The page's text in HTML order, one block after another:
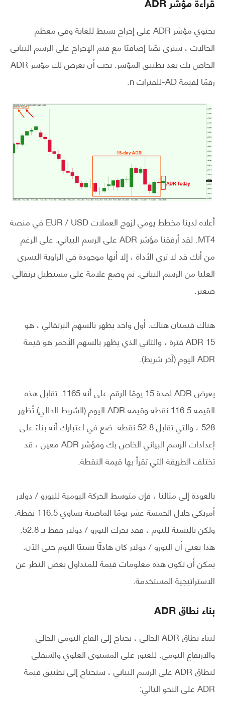
يحتوي مؤشر ADR على إخراج بسيط للغاية وفي معظم
الحالات ، سترى نصًا إضافيًا مع قيم الإخراج على الرسم البياني
الخاص بك بعد تطبيق المؤشر. يجب أن يعرض لك مؤشر ADR
رقمًا لقيمة AD-للفترات n.
أعلاه لدينا مخطط يومي لزوج العملات EUR / USD في منصة
MT4. لقد أرفقنا مؤشر ADR على الرسم البياني. على الرغم
من أنك قد لا ترى الأداة ، إلا أنها موجودة في الزاوية اليسرى
العليا من الرسم البياني. تم وضع علامة على مستطيل برتقالي
صغير.
هناك قيمتان هناك. أول واحد يظهر بالسهم البرتقالي ، هو
ADR 15 فترة ، والثاني الذي يظهر بالسهم الأحمر هو قيمة
ADR اليوم (آخر شريط).
يعرض ADR لمدة 15 يومًا الرقم على أنه 1165. تقابل هذه
القيمة 116.5 نقطة وقيمة ADR اليوم (الشريط الحالي) تُظهر
528 ، والتي تقابل 52.8 نقطة. ضع في اعتبارك أنه بناءً على
إعدادات الرسم البياني الخاص بك ومؤشر ADR معين ، قد
تختلف الطريقة التي تقرأ بها قيمة النقطة.
بالعودة إلى مثالنا ، فإن متوسط ​​الحركة اليومية لليورو / دولار
أمريكي خلال الخمسة عشر يومًا الماضية يساوي 116.5 نقطة.
ولكن بالنسبة لليوم ، فقد تحرك اليورو / دولار فقط بـ 52.8.
هذا يعني أن اليورو / دولار كان هادئًا نسبيًا اليوم حتى الآن.
يمكن أن تكون هذه معلومات قيمة للمتداول بغض النظر عن
الاستراتيجية المستخدمة.
بناء نطاق ADR
لبناء نطاق ADR الحالي ، تحتاج إلى القاع اليومي الحالي
والارتفاع اليومي. للعثور على المستوى العلوي والسفلي
لنطاق ADR على الرسم البياني ، ستحتاج إلى تطبيق قيمة
ADR على النحو التالي: